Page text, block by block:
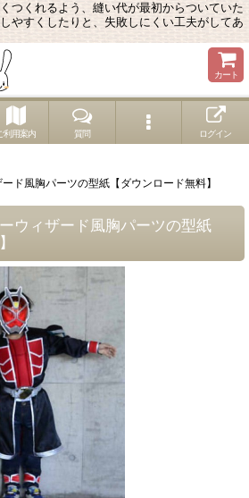
つくれるよう、縫い代が最初からついていた
やすくしたりと、失敗しにくい工夫がしてあ
カート
利用案内 質問 ログイン
ド風胸パーツの型紙【ダウンロード無料】
ウィザード風胸パーツの型紙